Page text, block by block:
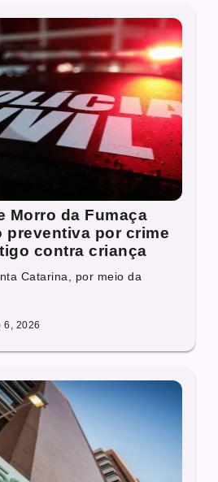
Morro da Fumaça
preventiva por crime
contra criança
Catarina, por meio da
6, 2026